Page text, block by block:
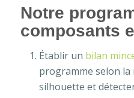
Notre
composants
Établir un bilan
programme selon
silhouette et